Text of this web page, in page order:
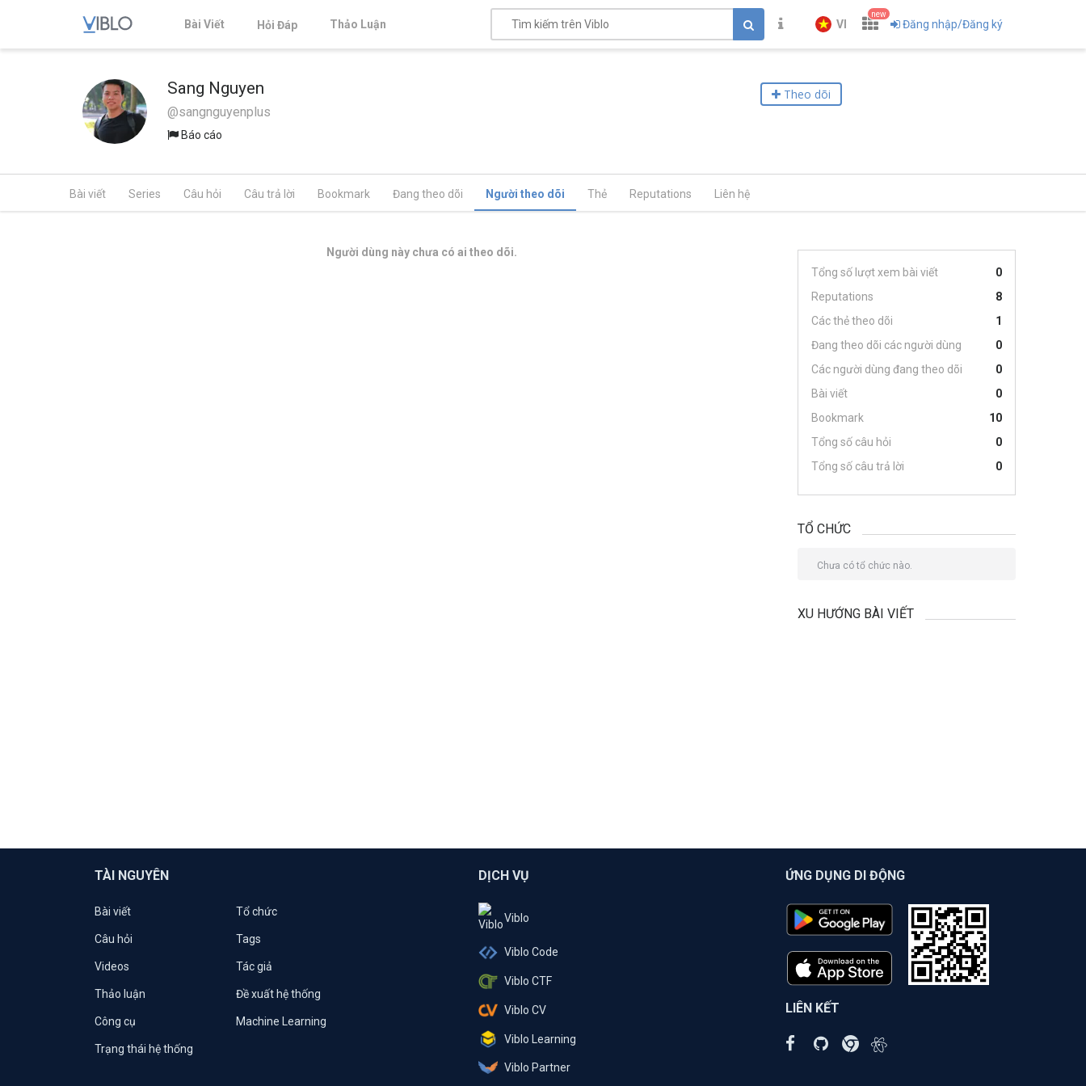
Bài Viết Hỏi Đáp Thảo Luận VI
new
Đăng nhập/Đăng ký
Sang Nguyen
@sangnguyenplus
Báo cáo
Theo dõi
Bài viết Series Câu hỏi Câu trả lời Bookmark Đang theo dõi Người theo dõi Thẻ Reputations Liên hệ
Người dùng này chưa có ai theo dõi.
Tổng số lượt xem bài viết
0
Reputations
8
Các thẻ theo dõi
1
Đang theo dõi các người dùng
0
Các người dùng đang theo dõi
0
Bài viết
0
Bookmark
10
Tổng số câu hỏi
0
Tổng số câu trả lời
0
TỔ CHỨC
Chưa có tổ chức nào.
XU HƯỚNG BÀI VIẾT
TÀI NGUYÊN
Bài viết Tổ chức
Câu hỏi Tags
Videos Tác giả
Thảo luận Đề xuất hệ thống
Công cụ Machine Learning
Trạng thái hệ thống
DỊCH VỤ
Viblo
Viblo Code
Viblo CTF
Viblo CV
Viblo Learning
Viblo Partner
ỨNG DỤNG DI ĐỘNG
LIÊN KẾT